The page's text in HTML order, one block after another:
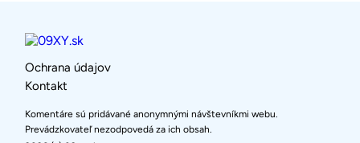
Ochrana údajov
Kontakt
Komentáre sú pridávané anonymnými návštevníkmi webu.
Prevádzkovateľ nezodpovedá za ich obsah.